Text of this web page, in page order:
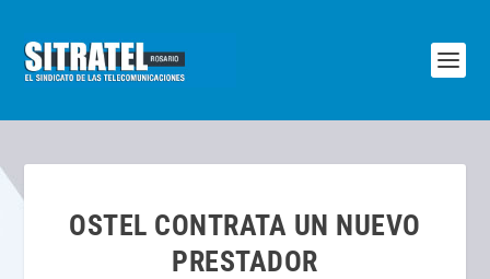
OSTEL CONTRATA UN NUEVO
PRESTADOR